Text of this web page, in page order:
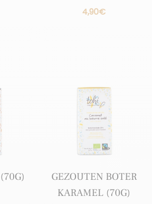
4,90€
GEZOUTEN BOTER
KARAMEL (70G)